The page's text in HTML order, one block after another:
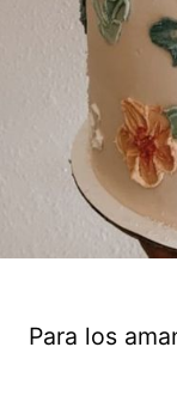
Para los